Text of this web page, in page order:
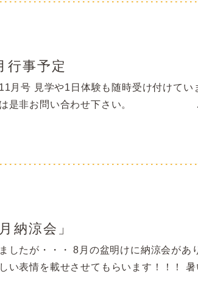
事予定
月号 見学や1日体験も随時受け付けてい
方は是非お問い合わせ下さい。
納涼会」
したが・・・ 8月の盆明けに納涼会があ
い表情を載せさせてもらいます！！！